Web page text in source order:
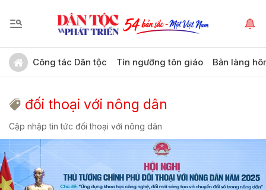
Công tác Dân tộc Tín ngưỡng tôn giáo Bản làng
đối thoại với nông dân
Cập nhập tin tức đối thoại với nông dân